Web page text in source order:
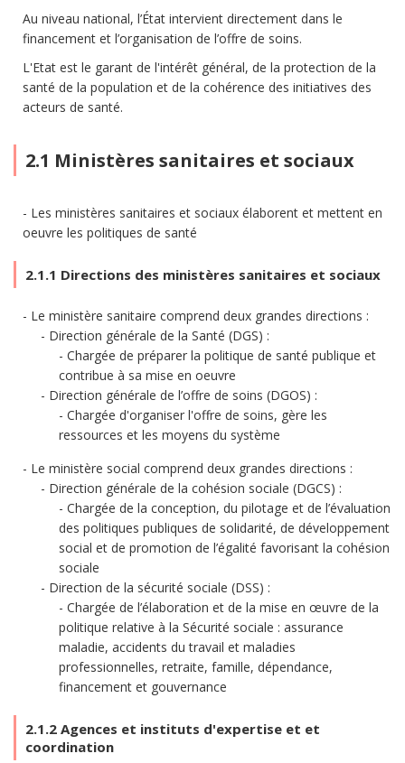
Au niveau national, l’État intervient directement dans le
financement et l’organisation de l’offre de soins.
L'Etat est le garant de l'intérêt général, de la protection de la
santé de la population et de la cohérence des initiatives des
acteurs de santé.
2.1 Ministères sanitaires et sociaux
Les ministères sanitaires et sociaux élaborent et mettent en
oeuvre les politiques de santé
2.1.1 Directions des ministères sanitaires et sociaux
Le ministère sanitaire comprend deux grandes directions :
Direction générale de la Santé (DGS) :
Chargée de préparer la politique de santé publique et
contribue à sa mise en oeuvre
Direction générale de l’offre de soins (DGOS) :
Chargée d'organiser l'offre de soins, gère les
ressources et les moyens du système
Le ministère social comprend deux grandes directions :
Direction générale de la cohésion sociale (DGCS) :
Chargée de la conception, du pilotage et de l’évaluation
des politiques publiques de solidarité, de développement
social et de promotion de l’égalité favorisant la cohésion
sociale
Direction de la sécurité sociale (DSS) :
Chargée de l’élaboration et de la mise en œuvre de la
politique relative à la Sécurité sociale : assurance
maladie, accidents du travail et maladies
professionnelles, retraite, famille, dépendance,
financement et gouvernance
2.1.2 Agences et instituts d'expertise et et
coordination